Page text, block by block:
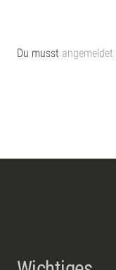
Du musst angemeldet